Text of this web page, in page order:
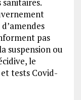
pas
suspension ou
le
tests Covid-